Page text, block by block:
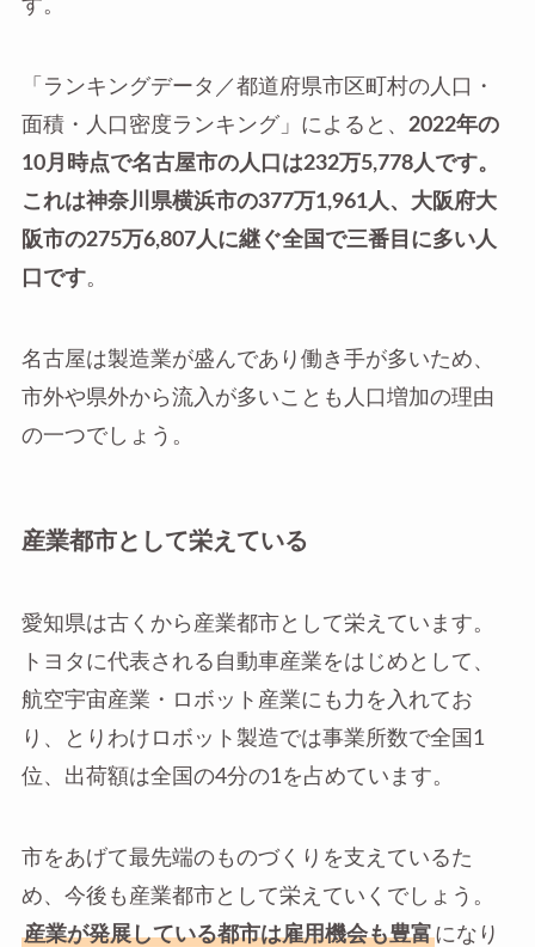
す。
「ランキングデータ／都道府県市区町村の人口・
面積・人口密度ランキング」によると、 2022年の
10月時点で名古屋市の人口は232万5,778人です。
これは神奈川県横浜市の377万1,961人、大阪府大
阪市の275万6,807人に継ぐ全国で三番目に多い人
口です。
名古屋は製造業が盛んであり働き手が多いため、
市外や県外から流入が多いことも人口増加の理由
の一つでしょう。
産業都市として栄えている
愛知県は古くから産業都市として栄えています。
トヨタに代表される自動車産業をはじめとして、
航空宇宙産業・ロボット産業にも力を入れてお
り、とりわけロボット製造では事業所数で全国1
位、出荷額は全国の4分の1を占めています。
市をあげて最先端のものづくりを支えているた
め、今後も産業都市として栄えていくでしょう。
産業が発展している都市は雇用機会も豊富になり